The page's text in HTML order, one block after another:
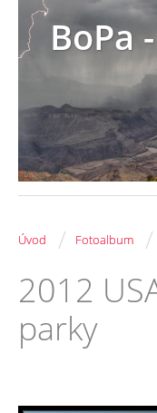
BoPa
Úvod / Fotoalbum /
2012
parky